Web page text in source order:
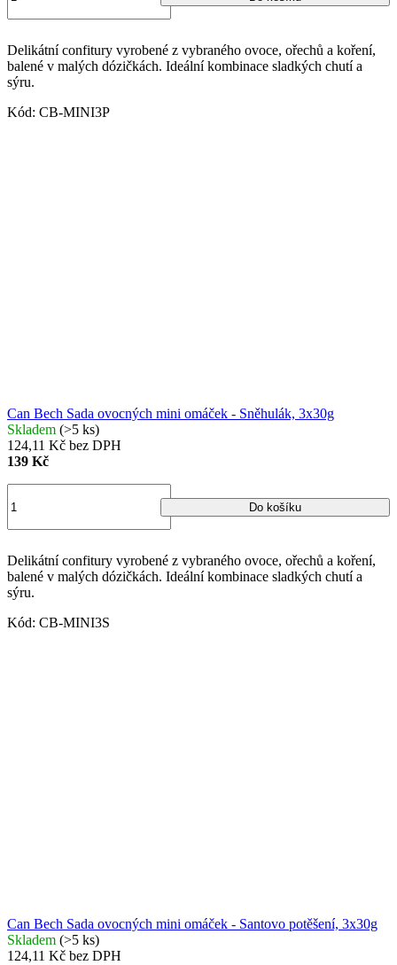
Delikátní confitury vyrobené z vybraného ovoce, ořechů a koření,
balené v malých dózičkách. Ideální kombinace sladkých chutí a
sýru.
Kód: CB-MINI3P
Can Bech Sada ovocných mini omáček - Sněhulák, 3x30g
Skladem (>5 ks)
124,11 Kč bez DPH
139 Kč
Do košíku
Delikátní confitury vyrobené z vybraného ovoce, ořechů a koření,
balené v malých dózičkách. Ideální kombinace sladkých chutí a
sýru.
Kód: CB-MINI3S
Can Bech Sada ovocných mini omáček - Santovo potěšení, 3x30g
Skladem (>5 ks)
124,11 Kč bez DPH